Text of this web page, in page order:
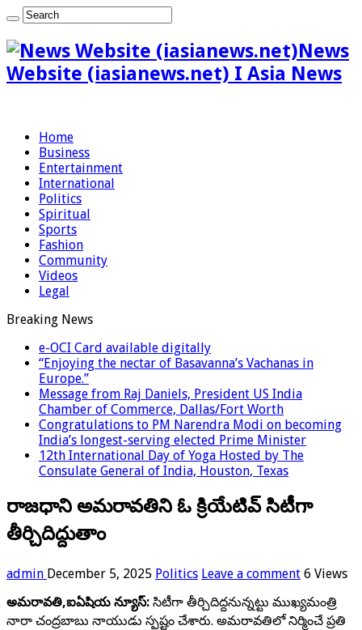
News
Website (iasianews.net) I Asia News
Home
Business
Entertainment
International
Politics
Spiritual
Sports
Fashion
Community
Videos
Legal
Breaking News
e-OCI Card available digitally
“Enjoying the nectar of Basavanna’s Vachanas in
Europe.”
Message from Raj Daniels, President US India
Chamber of Commerce, Dallas/Fort Worth
Congratulations to PM Narendra Modi on becoming
India’s longest-serving elected Prime Minister
12th International Day of Yoga Hosted by The
Consulate General of India, Houston, Texas
రాజధాని అమరావతిని ఓ క్రియేటివ్ సిటీగా
తీర్చిదిద్దుతాం
admin December 5, 2025 Politics Leave a comment 6 Views
అమరావతి,ఐఏషియ న్యూస్: సిటీగా తీర్చిదిద్దనున్నట్టు ముఖ్యమంత్రి
నారా చంద్రబాబు నాయుడు స్పష్టం చేశారు. అమరావతిలో నిర్మించే ప్రతి